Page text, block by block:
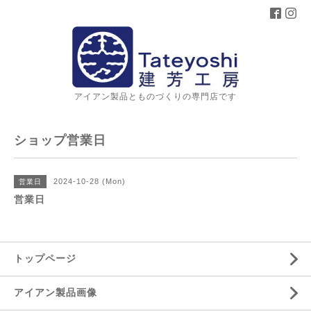
アイアン製品とものづくりの専門店です
ショップ営業日
営業日 2024-10-28 (Mon)
営業日
トップページ
アイアン製品画像